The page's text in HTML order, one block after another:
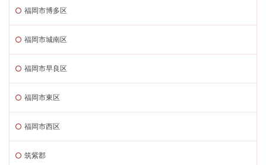
福岡市博多区
福岡市城南区
福岡市早良区
福岡市東区
福岡市西区
筑紫郡